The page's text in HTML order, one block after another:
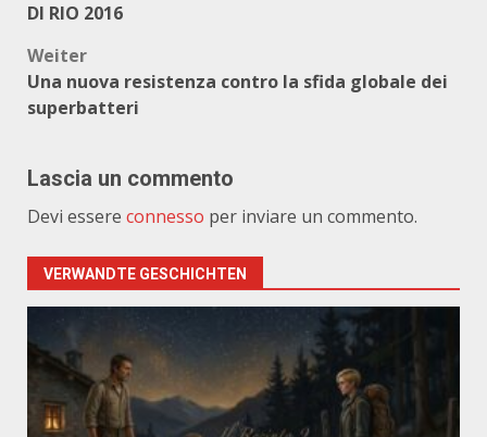
DI RIO 2016
Weiter
Una nuova resistenza contro la sfida globale dei
superbatteri
Lascia un commento
Devi essere connesso per inviare un commento.
VERWANDTE GESCHICHTEN